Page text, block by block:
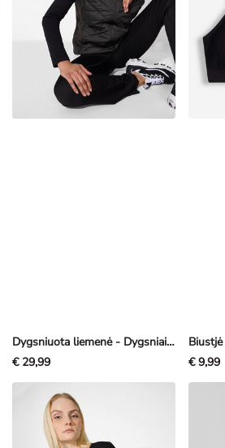
Dygsniuota liemenė - Dygsniai - juoda
€ 29,99
€ 9,99